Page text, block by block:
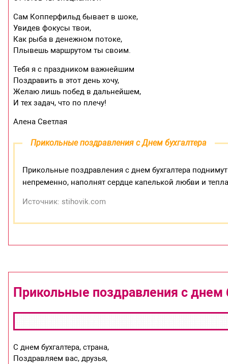
Сам Копперфильд бывает в шоке,
Увидев фокусы твои,
Как рыба в денежном потоке,
Плывешь маршрутом ты своим.
Тебя я с праздником важнейшим
Поздравить в этот день хочу,
Желаю лишь побед в дальнейшем,
И тех задач, что по плечу!
Алена Светлая
Прикольные поздравления с Днем бухгалтера
Прикольные поздравления с днем бухгалтера
непременно, наполнят сердце капелькой любви и
Источник: stihovik.com
Прикольные поздравления с днем
С днем бухгалтера, страна,
Поздравляем вас, друзья,